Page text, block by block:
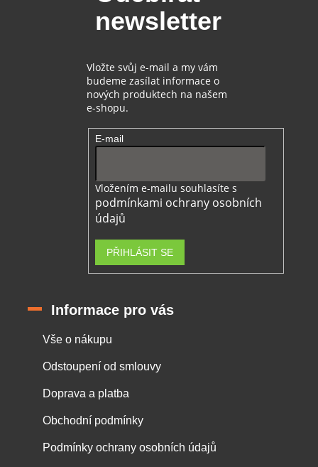
newsletter
Vložte svůj e-mail a my vám
budeme zasílat informace o
nových produktech na našem
e-shopu.
E-mail
Vložením e-mailu souhlasíte s
podmínkami ochrany osobních
údajů
PŘIHLÁSIT SE
Informace pro vás
Vše o nákupu
Odstoupení od smlouvy
Doprava a platba
Obchodní podmínky
Podmínky ochrany osobních údajů